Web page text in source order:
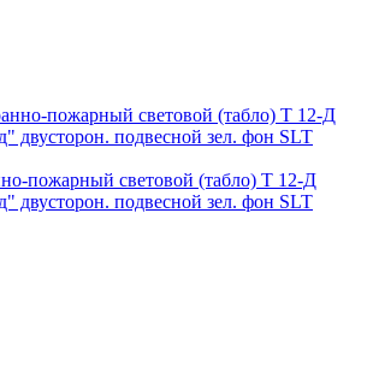
пожарный световой (табло) Т 12-Д
двусторон. подвесной зел. фон SLT